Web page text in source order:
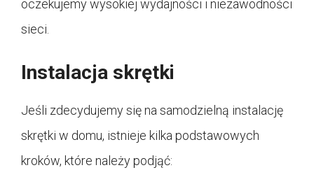
oczekujemy wysokiej wydajności i niezawodności
sieci.
Instalacja skrętki
Jeśli zdecydujemy się na samodzielną instalację
skrętki w domu, istnieje kilka podstawowych
kroków, które należy podjąć: